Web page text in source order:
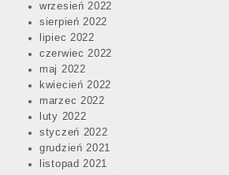
wrzesień 2022
sierpień 2022
lipiec 2022
czerwiec 2022
maj 2022
kwiecień 2022
marzec 2022
luty 2022
styczeń 2022
grudzień 2021
listopad 2021